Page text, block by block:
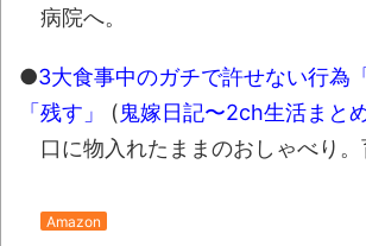
病院へ。
●3大食事中のガチで許せない行為
「残す」
(鬼嫁日記〜2ch生活まと
口に物入れたままのおしゃべり。
Amazon